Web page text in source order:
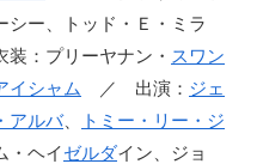
ー、トッド・Ｅ・ミラ
：プリーヤナン・ スワン
イシャム ／ 出演： ジェ
アルバ、
トミー・リー・ジ
・ヘイゼルダイン、ジョ